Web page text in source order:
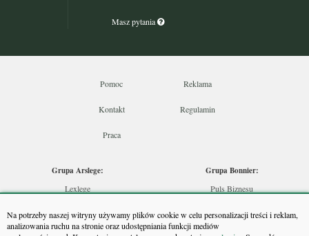
Na potrzeby naszej witryny używamy plików cookie w celu personalizacji treści i reklam,
analizowania ruchu na stronie oraz udostępniania funkcji mediów
Masz pytania
Pomoc Reklama
Kontakt Regulamin
Praca
Grupa Arslege:
Lexlege
Skarbowcy
Grupa Bonnier:
Puls Biznesu
Puls Medycyny